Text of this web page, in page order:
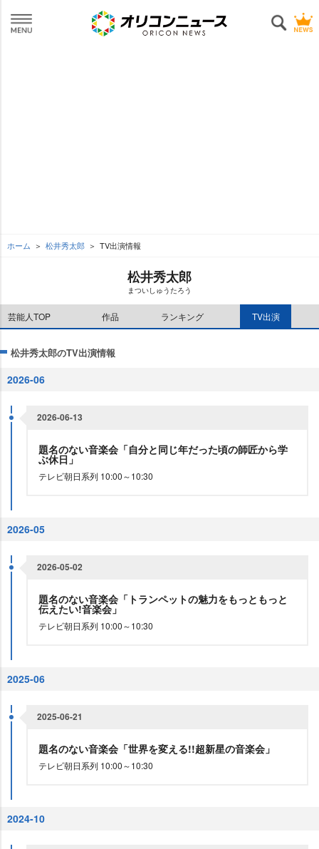
ホーム 松井秀太郎 TV出演情報
松井秀太郎
まついしゅうたろう
芸能人TOP 作品 ランキング TV出演
松井秀太郎のTV出演情報
2026-06
2026-06-13
題名のない音楽会「自分と同じ年だった頃の師匠から学
ぶ休日」
テレビ朝日系列 10:00～10:30
2026-05
2026-05-02
題名のない音楽会「トランペットの魅力をもっともっと
伝えたい!音楽会」
テレビ朝日系列 10:00～10:30
2025-06
2025-06-21
題名のない音楽会「世界を変える!!超新星の音楽会」
テレビ朝日系列 10:00～10:30
2024-10